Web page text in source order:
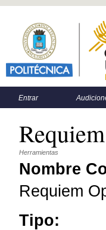
Menú principal
Menú secundario
Entrar
Herramientas
Nombre
Requiem
Tipo: